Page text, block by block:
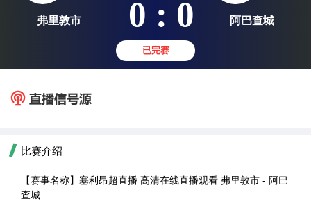
2026-05-21 00:30:00
0 : 0
比赛介绍
【赛事名称】 塞利昂超直播 高清在线直播观看 弗里敦市 - 阿巴
查城